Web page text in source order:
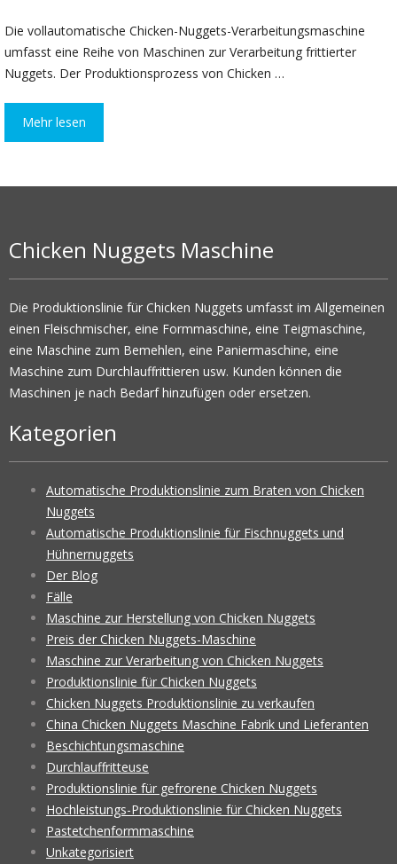
Die vollautomatische Chicken-Nuggets-Verarbeitungsmaschine
umfasst eine Reihe von Maschinen zur Verarbeitung frittierter
Nuggets. Der Produktionsprozess von Chicken …
Mehr lesen
Chicken Nuggets Maschine
Die Produktionslinie für Chicken Nuggets umfasst im Allgemeinen
einen Fleischmischer, eine Formmaschine, eine Teigmaschine,
eine Maschine zum Bemehlen, eine Paniermaschine, eine
Maschine zum Durchlauffrittieren usw. Kunden können die
Maschinen je nach Bedarf hinzufügen oder ersetzen.
Kategorien
Automatische Produktionslinie zum Braten von Chicken
Nuggets
Automatische Produktionslinie für Fischnuggets und
Hühnernuggets
Der Blog
Fälle
Maschine zur Herstellung von Chicken Nuggets
Preis der Chicken Nuggets-Maschine
Maschine zur Verarbeitung von Chicken Nuggets
Produktionslinie für Chicken Nuggets
Chicken Nuggets Produktionslinie zu verkaufen
China Chicken Nuggets Maschine Fabrik und Lieferanten
Beschichtungsmaschine
Durchlauffritteuse
Produktionslinie für gefrorene Chicken Nuggets
Hochleistungs-Produktionslinie für Chicken Nuggets
Pastetchenformmaschine
Unkategorisiert